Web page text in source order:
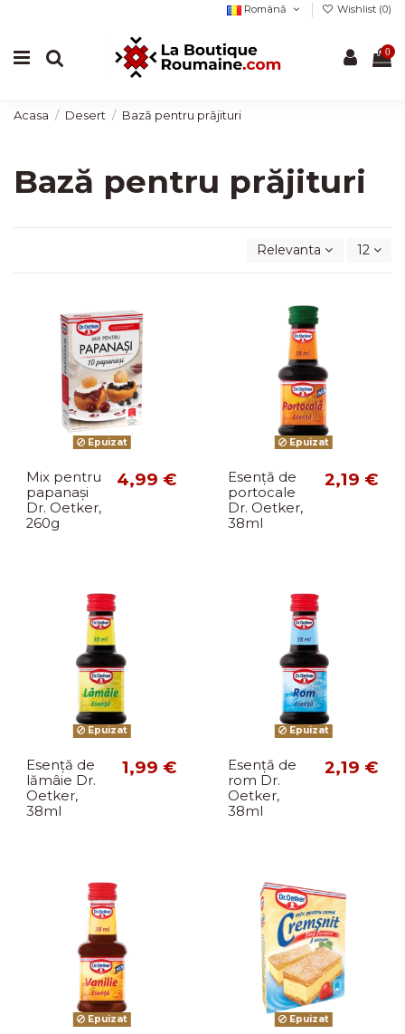
Română Wishlist (0)
0
Acasa Desert Bază pentru prăjituri
Bază pentru prăjituri
Relevanta 12
Epuizat
Mix pentru
papanași
Dr. Oetker,
260g
4,99 €
Epuizat
Esență de
portocale
Dr. Oetker,
38ml
2,19 €
Epuizat
Esență de
lămâie Dr.
Oetker,
38ml
1,99 €
Epuizat
Esență de
rom Dr.
Oetker,
38ml
2,19 €
Epuizat Epuizat